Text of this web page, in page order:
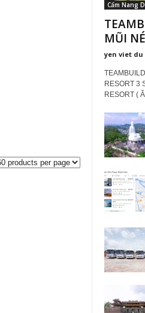
Cẩm Nang
MŨI
yen viet du
RESORT 3
RESORT (